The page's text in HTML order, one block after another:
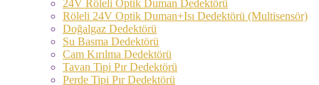
24V Röleli Optik Duman Dedektörü
Röleli 24V Optik Duman+Isı Dedektörü (Multisensör)
Doğalgaz Dedektörü
Su Basma Dedektörü
Cam Kırılma Dedektörü
Tavan Tipi Pır Dedektörü
Perde Tipi Pır Dedektörü